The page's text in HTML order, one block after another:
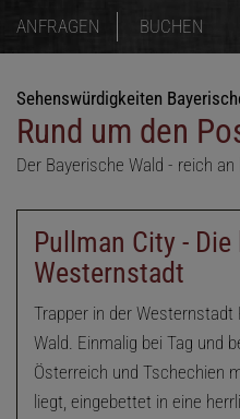
ANFRAGEN BUCHEN
Sehenswürdigkeiten
Rund um den
Der Bayerische Wald - reich
Pullman City - Die
Westernstadt
Trapper in der Westernstadt
Wald. Einmalig bei Tag und
Österreich und Tschechien
liegt, eingebettet in eine